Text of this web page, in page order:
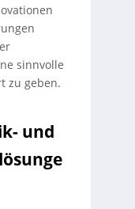
sinnvolle
zu geben.
und